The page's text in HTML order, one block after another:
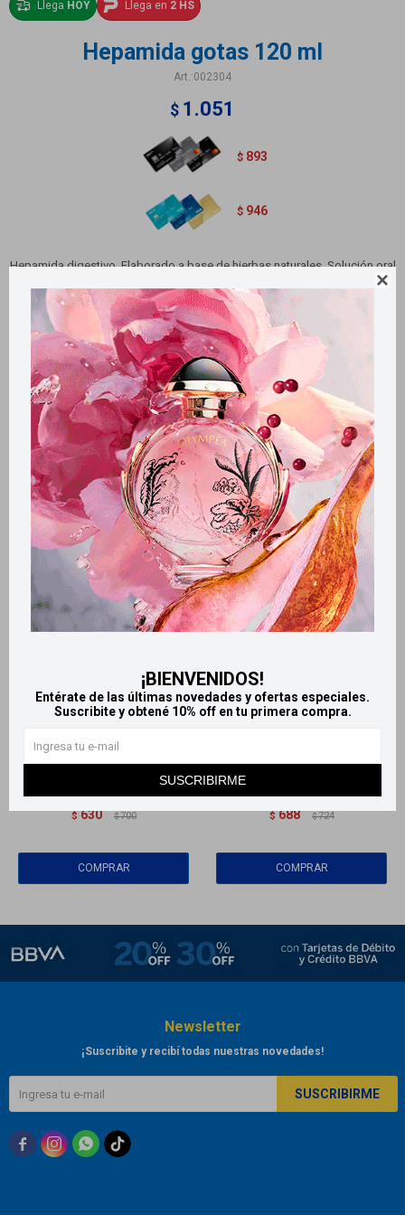

¡BIENVENIDOS!
Entérate de las últimas novedades y ofertas especiales.
Suscribite y obtené 10% off en tu primera compra.
SUSCRIBIRME
Llega HOY Llega en 2 HS
Hepamida gotas 120 ml
002304
$ 1.051
$ 893
$ 946
Hepamida digestivo. Elaborado a base de hierbas naturales. Solución oral
. Uso en adultos y niños a partir de 12 años. Contiene 120 ml
Métodos y costos de envío
Retiros gratuitos en tiendas
Productos que te pueden interesar
Llega HOY
Llega en
$ 630 $ 700
Llega HOY
$ 688 $ 724
Newsletter
¡Suscribite y recibí todas nuestras novedades!
SUSCRIBIRME
  